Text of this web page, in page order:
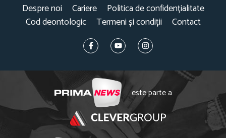
Despre noi Cariere
Politica de confidențialitate
Cod deontologic
Termeni și condiții Contact
este parte a